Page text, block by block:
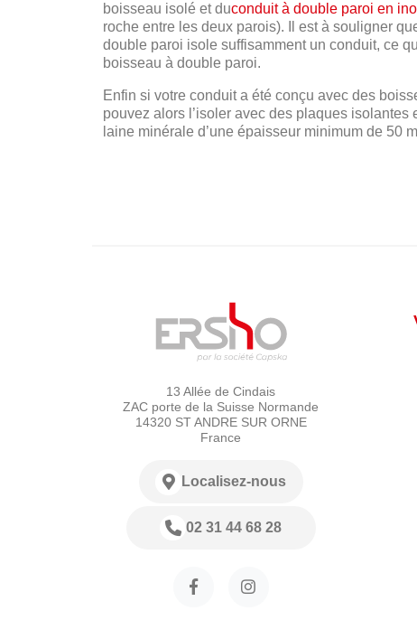
boisseau isolé et duconduit à double paroi en
roche entre les deux parois). Il est à souligner
double paroi isole suffisamment un conduit, ce
boisseau à double paroi.
Enfin si votre conduit a été conçu avec des
pouvez alors l’isoler avec des plaques isolantes
laine minérale d’une épaisseur minimum de 50
13 Allée de Cindais
ZAC porte de la Suisse Normande
14320 ST ANDRE SUR ORNE
France
Localisez-nous
02 31 44 68 28